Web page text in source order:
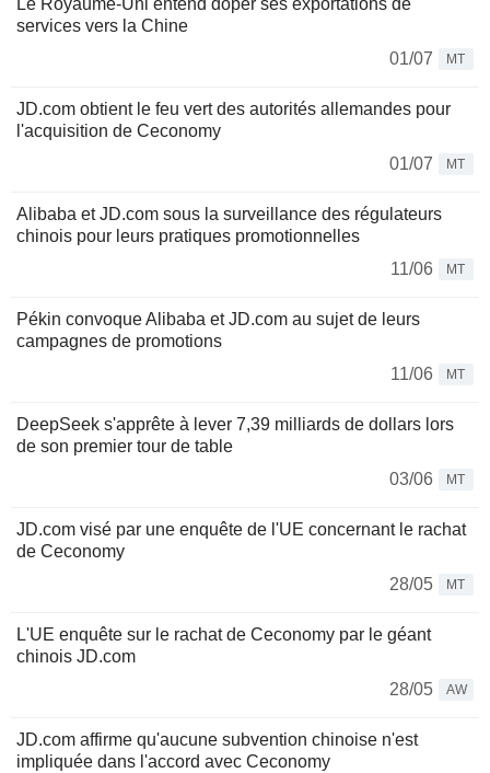
Le Royaume-Uni entend doper ses exportations de
services vers la Chine
01/07
MT
JD.com obtient le feu vert des autorités allemandes pour
l'acquisition de Ceconomy
01/07
MT
Alibaba et JD.com sous la surveillance des régulateurs
chinois pour leurs pratiques promotionnelles
11/06
MT
Pékin convoque Alibaba et JD.com au sujet de leurs
campagnes de promotions
11/06
MT
DeepSeek s'apprête à lever 7,39 milliards de dollars lors
de son premier tour de table
03/06
MT
JD.com visé par une enquête de l'UE concernant le rachat
de Ceconomy
28/05
MT
L'UE enquête sur le rachat de Ceconomy par le géant
chinois JD.com
28/05
AW
JD.com affirme qu'aucune subvention chinoise n'est
impliquée dans l'accord avec Ceconomy